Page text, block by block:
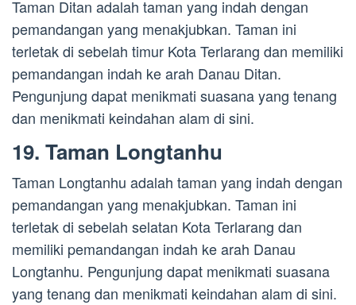
Taman Ditan adalah taman yang indah dengan
pemandangan yang menakjubkan. Taman ini
terletak di sebelah timur Kota Terlarang dan memiliki
pemandangan indah ke arah Danau Ditan.
Pengunjung dapat menikmati suasana yang tenang
dan menikmati keindahan alam di sini.
19. Taman Longtanhu
Taman Longtanhu adalah taman yang indah dengan
pemandangan yang menakjubkan. Taman ini
terletak di sebelah selatan Kota Terlarang dan
memiliki pemandangan indah ke arah Danau
Longtanhu. Pengunjung dapat menikmati suasana
yang tenang dan menikmati keindahan alam di sini.